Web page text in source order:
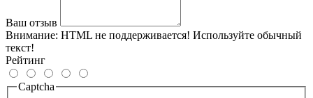
Ваш отзыв
Внимание: HTML не поддерживается! Используйте обычный
текст!
Рейтинг
Captcha